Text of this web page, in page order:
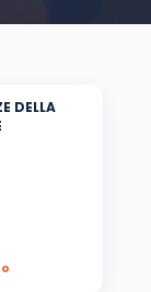
DELLA